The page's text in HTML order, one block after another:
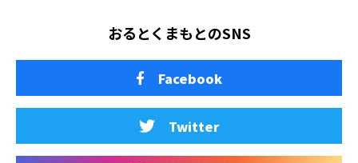
おるとくまもとのSNS
Facebook
Twitter